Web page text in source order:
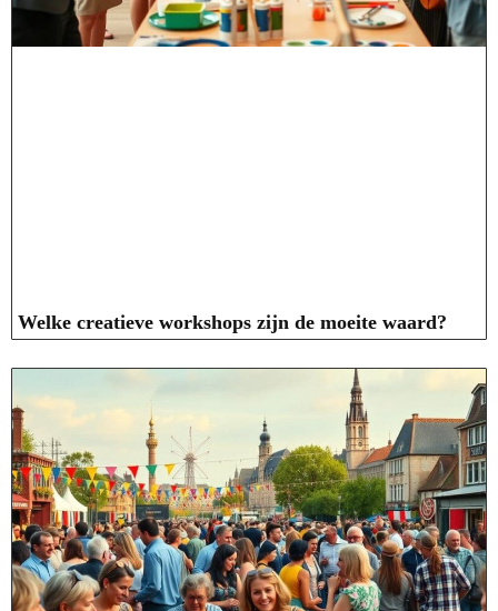
Welke creatieve workshops zijn de moeite waard?